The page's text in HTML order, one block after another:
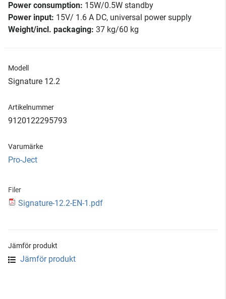
Power consumption: 15W/0.5W standby
Power input: 15V/ 1.6 A DC, universal power supply
Weight/incl. packaging: 37 kg/60 kg
Modell
Signature 12.2
Artikelnummer
9120122295793
Varumärke
Pro-Ject
Filer
Signature-12.2-EN-1.pdf
Jämför produkt
Jämför produkt